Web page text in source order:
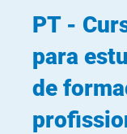
PT -
para
de